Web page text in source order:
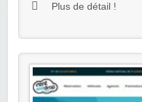
Plus de détail !